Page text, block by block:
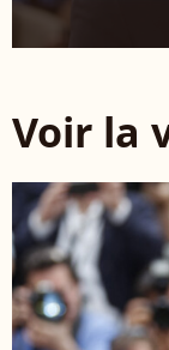
Voir la